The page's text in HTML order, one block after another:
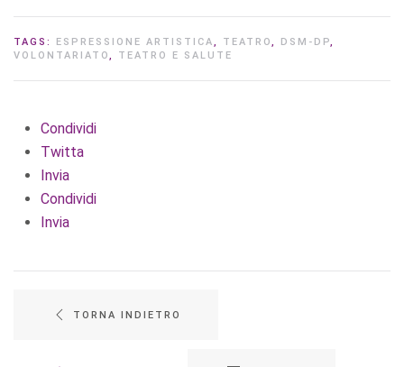
TAGS: ESPRESSIONE ARTISTICA, TEATRO, DSM-DP,
VOLONTARIATO, TEATRO E SALUTE
Condividi
Twitta
Invia
Condividi
Invia
TORNA INDIETRO